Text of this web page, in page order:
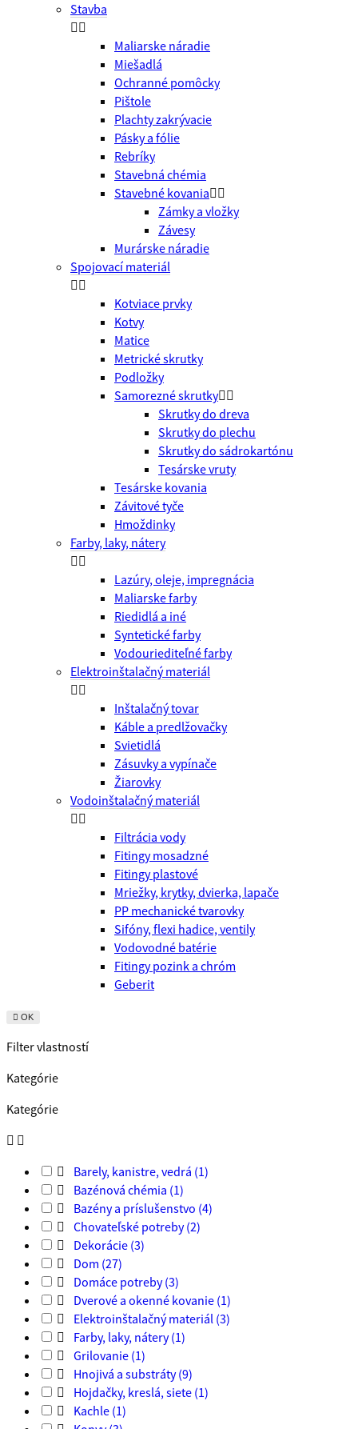
Stavba

Maliarske náradie
Miešadlá
Ochranné pomôcky
Pištole
Plachty zakrývacie
Pásky a fólie
Rebríky
Stavebná chémia
Stavebné kovania
Zámky a vložky
Závesy
Murárske náradie
Spojovací materiál

Kotviace prvky
Kotvy
Matice
Metrické skrutky
Podložky
Samorezné skrutky
Skrutky do dreva
Skrutky do plechu
Skrutky do sádrokartónu
Tesárske vruty
Tesárske kovania
Závitové tyče
Hmoždinky
Farby, laky, nátery

Lazúry, oleje, impregnácia
Maliarske farby
Riedidlá a iné
Syntetické farby
Vodouriediteľné farby
Elektroinštalačný materiál

Inštalačný tovar
Káble a predlžovačky
Svietidlá
Zásuvky a vypínače
Žiarovky
Vodoinštalačný materiál

Filtrácia vody
Fitingy mosadzné
Fitingy plastové
Mriežky, krytky, dvierka, lapače
PP mechanické tvarovky
Sifóny, flexi hadice, ventily
Vodovodné batérie
Fitingy pozink a chróm
Geberit
 OK
Filter vlastností
Kategórie
Kategórie
 

Barely, kanistre, vedrá (1)

Bazénová chémia (1)

Bazény a príslušenstvo (4)

Chovateľské potreby(2)

Dekorácie (3)

Dom (27)

Domáce potreby(3)

Dverové a okenné kovanie (1)

Elektroinštalačný materiál (3)

Farby, laky, nátery(1)

Grilovanie (1)

Hnojivá a substráty(9)

Hojdačky, kreslá, siete (1)

Kachle (1)